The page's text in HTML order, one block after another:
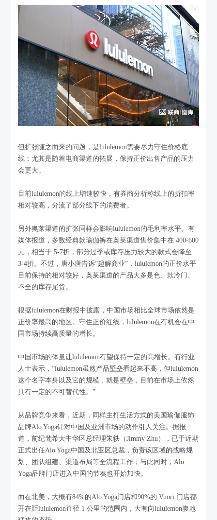
但扩张随之而来的问题，是lululemon需要尽力守住价格底
线；尤其是随着电商渠道的拓展，保持正价出售产品的压力
会更大。
目前lululemon的线上增速较快，有券商分析称线上的折扣率
相对较高，分流了部分线下的消费者。
另外奥莱渠道的扩张同样会影响lululemon的毛利率水平。有
媒体报道，多数经典款瑜伽裤在奥莱渠道售价集中在 400-600
元，相当于 5-7折，部分过季或库存压力较大的款式会降至
3-4折。不过，唐小唐告诉“趣解商业”，lululemon的正价水平
目前保持的相对较好，奥莱渠道的产品大多是色、款冷门、
不全的库存尾货。
根据lululemon在财报中披露，中国市场相比全球市场依然是
正价率最高的地区。守住正价红线，lululemon在有机会在中
国市场持续高质量的增长。
中国市场的体量让lululemon有望保持一定的高增长。有行业
人士表示，“lululemon虽然产品壁垒看起来不高，但lululemon
这个名字本身以及它的规模，就是壁垒，目前在市场上依然
具有一定的不可替代性。”
从品牌竞争来看，近期，同样主打生活方式的美国瑜伽服饰
品牌Alo Yoga针对中国及亚洲市场的动作引人关注。据报
道，前纪梵希大中华区总经理朱轶（Jimmy Zhu），已于近期
正式出任Alo Yoga中国及北亚区总裁，负责该区域的战略规
划、团队组建、渠道布局等全流程工作；与此同时，Alo
Yoga品牌门店进入中国的节奏也开始加快。
而在北美，大概有84%的Alo Yoga门店和90%的 Vuori 门店都
开在距lululemon直径 1 公里的范围内，大有向lululemon腹地